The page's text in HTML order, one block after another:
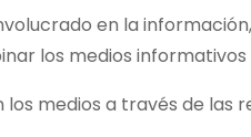
en la
los medios
medios a través de las